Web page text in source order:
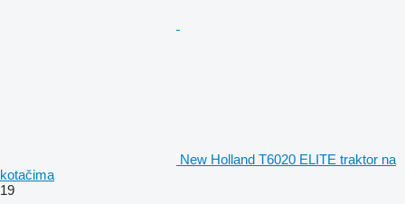
New Holland T6020 ELITE traktor na
kotačima
19